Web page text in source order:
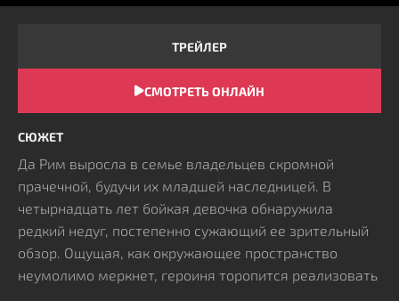
ТРЕЙЛЕР
СМОТРЕТЬ ОНЛАЙН
СЮЖЕТ
Да Рим выросла в семье владельцев скромной
прачечной, будучи их младшей наследницей. В
четырнадцать лет бойкая девочка обнаружила
редкий недуг, постепенно сужающий ее зрительный
обзор. Ощущая, как окружающее пространство
неумолимо меркнет, героиня торопится реализовать